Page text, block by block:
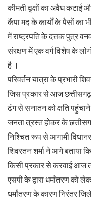
कीमती वृक्षों का अवैध कटाई
कैंपा मद के कार्यों के पैसों का
में राष्ट्रपति के दत्तक पुत्र
संरक्षण में एक वर्ग विशेष के
है ।
परिवर्तन यात्रा के प्रभारी
जिस प्रकार से आज
ढंग से सनातन को क्षति पहुंचाने
जनता त्रस्त होकर के
निश्चित रूप से आगामी
शिवरतन शर्मा ने आगे बताया
किसी प्रकार से करवाई आज
एसपी के द्वारा धर्मांतरण को
धर्मांतरण के कारण निरंतर